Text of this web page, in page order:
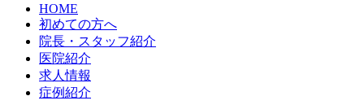
HOME
初めての方へ
院長・スタッフ紹介
医院紹介
求人情報
症例紹介